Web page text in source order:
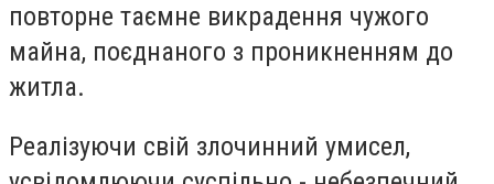
повторне таємне викрадення чужого
майна, поєднаного з проникненням до
житла.
Реалізуючи свій злочинний умисел,